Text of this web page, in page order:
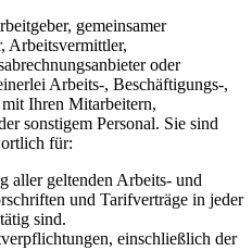
gemeinsamer
Arbeitsvermittler,
oder
Arbeits-, Beschäftigungs-,
Ihren Mitarbeitern,
sonstigem Personal. Sie sind
für:
aller geltenden Arbeits- und
und Tarifverträge in jeder
sind.
einschließlich der